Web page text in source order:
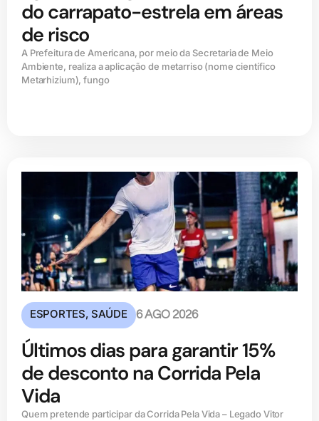
do carrapato-estrela em áreas
de risco
A Prefeitura de Americana, por meio da Secretaria de Meio
Ambiente, realiza a aplicação de metarriso (nome científico
Metarhizium), fungo
ESPORTES,SAÚDE 6 AGO 2026
Últimos dias para garantir 15%
de desconto na Corrida Pela
Vida
Quem pretende participar da Corrida Pela Vida – Legado Vitor